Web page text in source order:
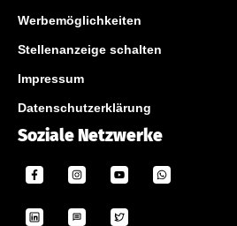
Werbemöglichkeiten
Stellenanzeige schalten
Impressum
Datenschutzerklärung
Soziale Netzwerke